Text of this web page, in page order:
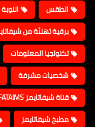
الطقس
برقية تهنئة من
تكنولجيا المعلومات
شخصيات مشرفة
قناة شيفاتايمز TV / SHEFATAIMS
مطبخ شيفاتايمز